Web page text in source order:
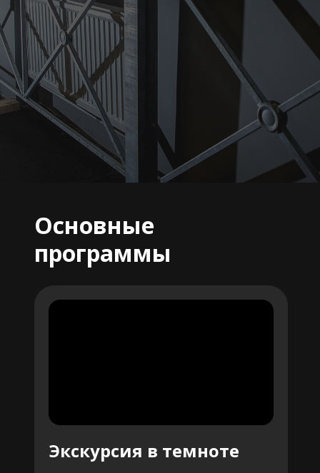
Основные
программы
Экскурсия в темноте